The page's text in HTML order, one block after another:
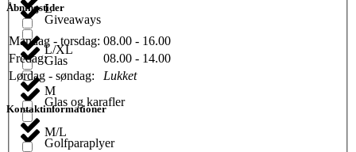
Giveaways
Glas
Glas og karafler
Golfparaplyer
L
L/XL
M
M/L
Åbningstider
Mandag - torsdag: 08.00 - 16.00
Fredag:
08.00 - 14.00
Lørdag - søndag:
Lukket
Kontaktinformationer